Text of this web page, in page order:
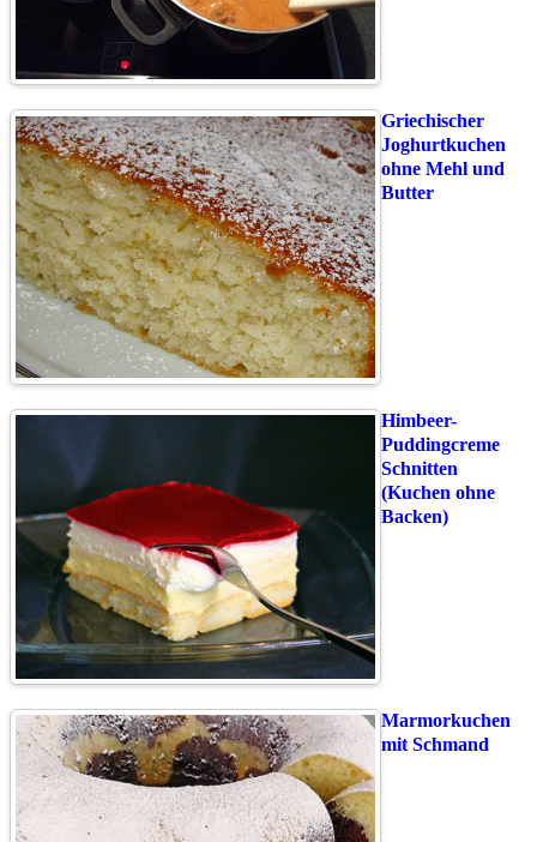
Griechischer
Joghurtkuchen
ohne Mehl und
Butter
Himbeer-
Puddingcreme
Schnitten
(Kuchen ohne
Backen)
Marmorkuchen
mit Schmand